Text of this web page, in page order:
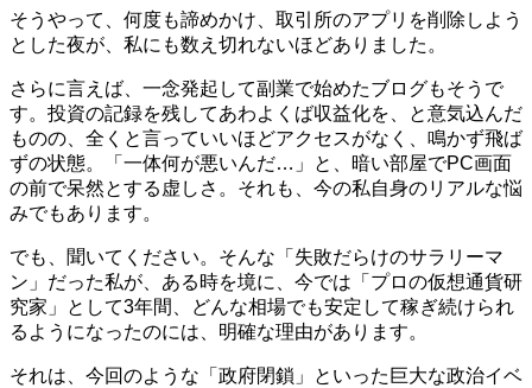
そうやって、何度も諦めかけ、取引所のアプリを削除しよう
とした夜が、私にも数え切れないほどありました。
さらに言えば、一念発起して副業で始めたブログもそうで
す。投資の記録を残してあわよくば収益化を、と意気込んだ
ものの、全くと言っていいほどアクセスがなく、鳴かず飛ば
ずの状態。「一体何が悪いんだ…」と、暗い部屋でPC画面
の前で呆然とする虚しさ。それも、今の私自身のリアルな悩
みでもあります。
でも、聞いてください。そんな「失敗だらけのサラリーマ
ン」だった私が、ある時を境に、今では「プロの仮想通貨研
究家」として3年間、どんな相場でも安定して稼ぎ続けられ
るようになったのには、明確な理由があります。
それは、今回のような「政府閉鎖」といった巨大な政治イベ